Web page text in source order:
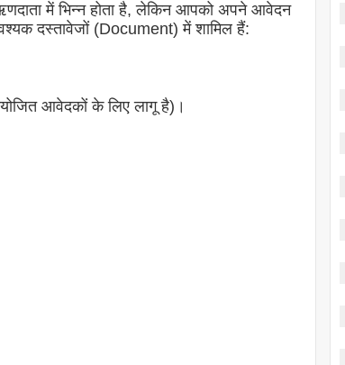
में भिन्न होता है, लेकिन आपको अपने आवेदन
दस्तावेजों (Document) में शामिल हैं:
आवेदकों के लिए लागू है)।